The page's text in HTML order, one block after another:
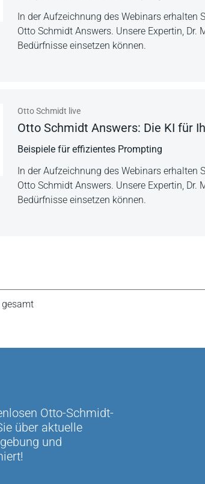
In der Aufzeichnung des Webinars erhalten
Otto Schmidt Answers. Unsere Expertin,
Bedürfnisse einsetzen können.
Otto Schmidt live
Otto Schmidt Answers: Die KI für
Beispiele für effizientes Prompting
In der Aufzeichnung des Webinars erhalten
Otto Schmidt Answers. Unsere Expertin,
Bedürfnisse einsetzen können.
Otto-Schmidt-
über aktuelle
und